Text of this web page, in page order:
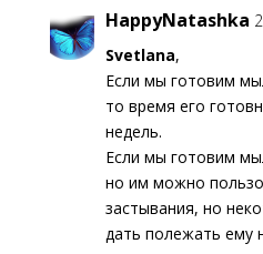
HappyNatashka
Svetlana,
Если мы готовим
то время его
недель.
Если мы готовим
но им можно
застывания, но
дать полежать ему